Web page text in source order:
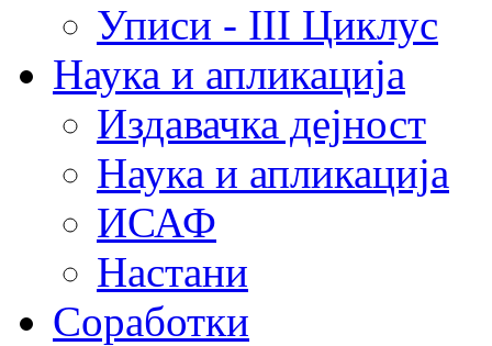
Уписи - III Циклус
Наука и апликација
Издавачка дејност
Наука и апликација
ИСАФ
Настани
Соработки